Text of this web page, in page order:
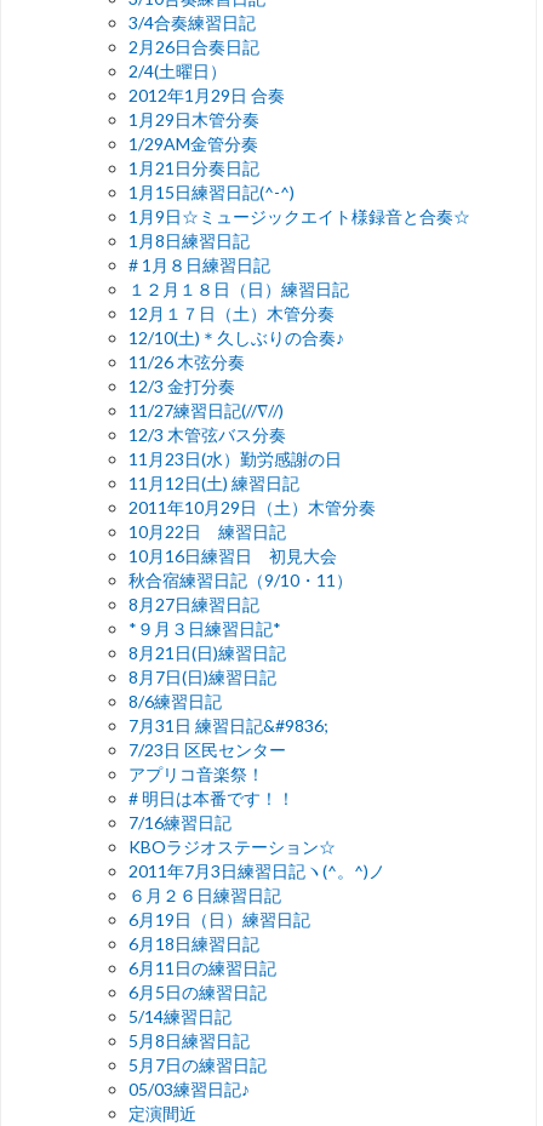
3/4合奏練習日記
2月26日合奏日記
2/4(土曜日）
2012年1月29日 合奏
1月29日木管分奏
1/29AM金管分奏
1月21日分奏日記
1月15日練習日記(^-^)
1月9日☆ミュージックエイト様録音と合奏☆
1月8日練習日記
# 1月８日練習日記
１２月１８日（日）練習日記
12月１７日（土）木管分奏
12/10(土)＊久しぶりの合奏♪
11/26 木弦分奏
12/3 金打分奏
11/27練習日記(//∇//)
12/3 木管弦バス分奏
11月23日(水）勤労感謝の日
11月12日(土) 練習日記
2011年10月29日（土）木管分奏
10月22日 練習日記
10月16日練習日 初見大会
秋合宿練習日記（9/10・11）
8月27日練習日記
*９月３日練習日記*
8月21日(日)練習日記
8月7日(日)練習日記
8/6練習日記
7月31日 練習日記&#9836;
7/23日 区民センター
アプリコ音楽祭！
# 明日は本番です！！
7/16練習日記
KBOラジオステーション☆
2011年7月3日練習日記ヽ(^。^)ノ
６月２６日練習日記
6月19日（日）練習日記
6月18日練習日記
6月11日の練習日記
6月5日の練習日記
5/14練習日記
5月8日練習日記
5月7日の練習日記
05/03練習日記♪
定演間近